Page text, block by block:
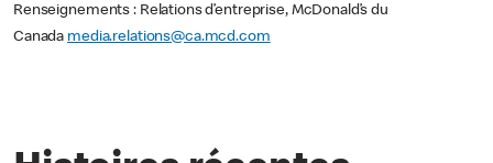
Renseignements : Relations d’entreprise, McDonald’s du
Canada media.relations@ca.mcd.com